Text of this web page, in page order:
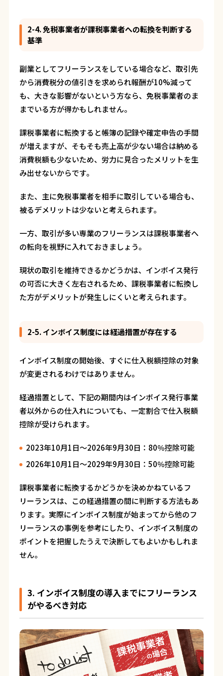
2-4. 免税事業者が課税事業者への転換を判断する
基準
副業としてフリーランスをしている場合など、取引先
から消費税分の値引きを求められ報酬が10%減って
も、大きな影響がないという方なら、免税事業者のま
までいる方が得かもしれません。
課税事業者に転換すると帳簿の記録や確定申告の手間
が増えますが、そもそも売上高が少ない場合は納める
消費税額も少ないため、労力に見合ったメリットを生
み出せないからです。
また、主に免税事業者を相手に取引している場合も、
被るデメリットは少ないと考えられます。
一方、取引が多い専業のフリーランスは課税事業者へ
の転向を視野に入れておきましょう。
現状の取引を維持できるかどうかは、インボイス発行
の可否に大きく左右されるため、課税事業者に転換し
た方がデメリットが発生しにくいと考えられます。
2-5. インボイス制度には経過措置が存在する
インボイス制度の開始後、すぐに仕入税額控除の対象
が変更されるわけではありません。
経過措置として、下記の期間内はインボイス発行事業
者以外からの仕入れについても、一定割合で仕入税額
控除が受けられます。
2023年10月1日～2026年9月30日：80％控除可能
2026年10月1日～2029年9月30日：50％控除可能
課税事業者に転換するかどうかを決めかねているフ
リーランスは、この経過措置の間に判断する方法もあ
ります。実際にインボイス制度が始まってから他のフ
リーランスの事例を参考にしたり、インボイス制度の
ポイントを把握したうえで決断してもよいかもしれま
せん。
3. インボイス制度の導入までにフリーランス
がやるべき対応